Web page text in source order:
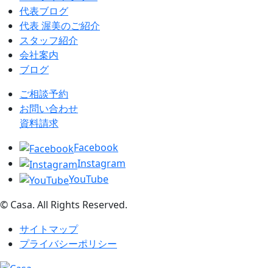
代表ブログ
代表 渥美のご紹介
スタッフ紹介
会社案内
ブログ
ご相談予約
お問い合わせ
資料請求
Facebook
Instagram
YouTube
© Casa. All Rights Reserved.
サイトマップ
プライバシーポリシー